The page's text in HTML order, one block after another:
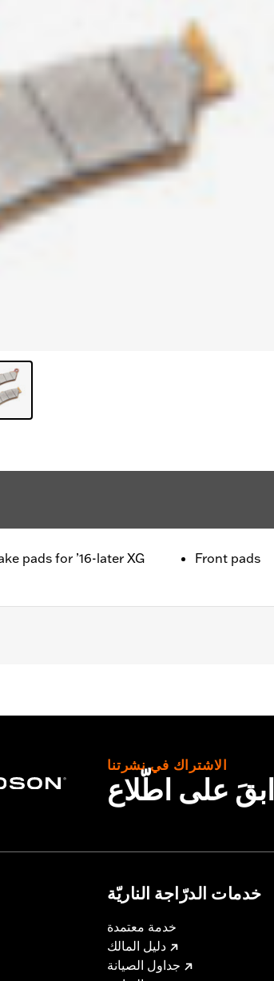
pads for ’16-later XG Front pads
الاشتراك في نشرتنا
ابقَ على اطّلاع
خدمات الدرّاجة الناريّة
خدمة معتمدة
دليل المالك
جداول الصيانة